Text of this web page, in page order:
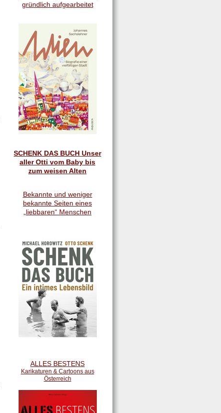
gründlich aufgearbeitet
SCHENK DAS BUCH Unser
aller Otti vom Baby bis
zum weisen Alten
Bekannte und weniger
bekannte Seiten eines
„liebbaren“ Menschen
ALLES BESTENS
Karikaturen & Cartoons aus
Österreich